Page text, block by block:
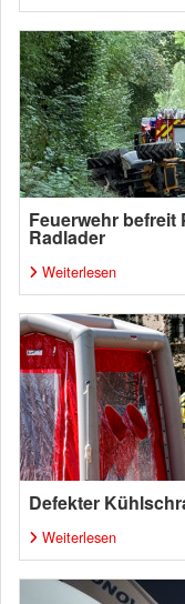
Feuerwehr
Radlader
Weiterlesen
Defekter
Weiterlesen